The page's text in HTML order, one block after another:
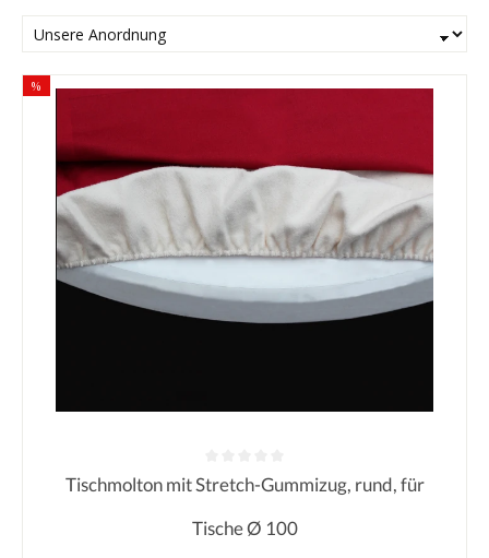
%
Durchschnittliche Bewertung von 0
Tischmolton mit Stretch-Gummizug, rund, für
Tische Ø 100